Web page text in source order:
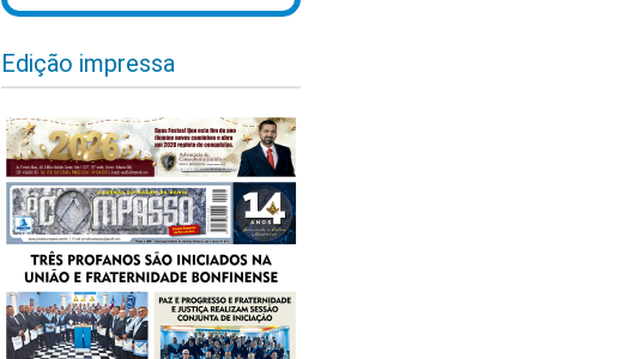
Edição impressa